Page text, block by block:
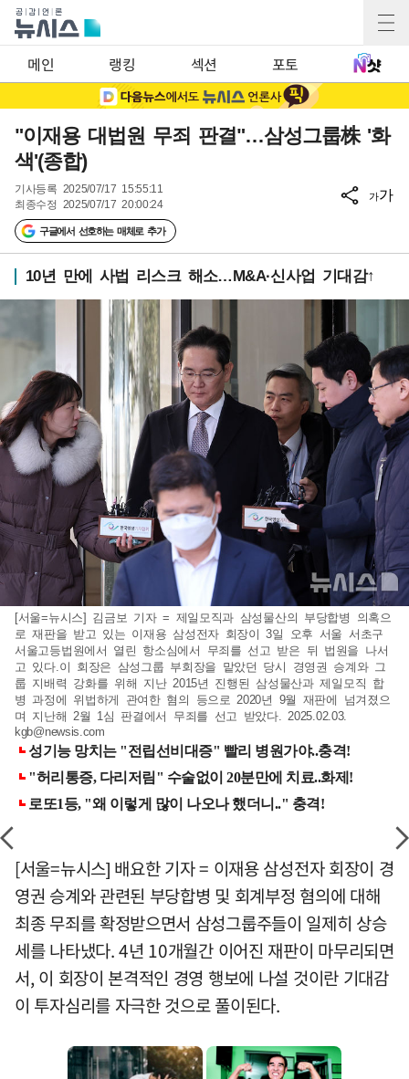
메인 랭킹 섹션 포토
"이재용 대법원 무죄 판결"…삼성그룹株 '화
색'(종합)
기사등록 2025/07/17 15:55:11
최종수정 2025/07/17 20:00:24
구글에서 선호하는 매체로 추가
가가
10년 만에 사법 리스크 해소…M&A·신사업 기대감↑
[서울=뉴시스] 김금보 기자 = 제일모직과 삼성물산의 부당합병 의혹으
로 재판을 받고 있는 이재용 삼성전자 회장이 3일 오후 서울 서초구
서울고등법원에서 열린 항소심에서 무죄를 선고 받은 뒤 법원을 나서
고 있다.이 회장은 삼성그룹 부회장을 맡았던 당시 경영권 승계와 그
룹 지배력 강화를 위해 지난 2015년 진행된 삼성물산과 제일모직 합
병 과정에 위법하게 관여한 혐의 등으로 2020년 9월 재판에 넘겨졌으
며 지난해 2월 1심 판결에서 무죄를 선고 받았다. 2025.02.03.
kgb@newsis.com
[서울=뉴시스] 배요한 기자 = 이재용 삼성전자 회장이 경
영권 승계와 관련된 부당합병 및 회계부정 혐의에 대해
최종 무죄를 확정받으면서 삼성그룹주들이 일제히 상승
세를 나타냈다. 4년 10개월간 이어진 재판이 마무리되면
서, 이 회장이 본격적인 경영 행보에 나설 것이란 기대감
이 투자심리를 자극한 것으로 풀이된다.